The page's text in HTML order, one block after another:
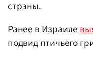
страны.
Ранее в Израиле
подвид птичьего